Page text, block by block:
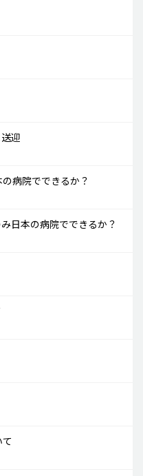
迎
病院でできるか？
日本の病院でできるか？